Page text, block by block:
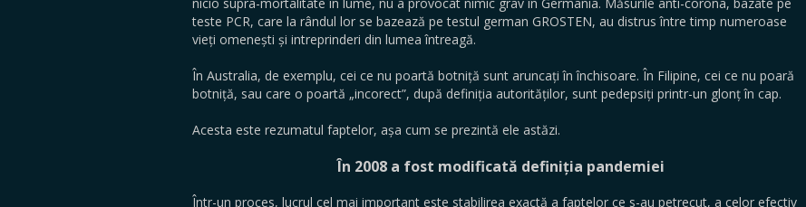
teste PCR, care la rândul lor se bazează pe testul german GROSTEN, au distrus între timp numeroase
vieți omenești și intreprinderi din lumea întreagă.
În Australia, de exemplu, cei ce nu poartă botniță sunt aruncați în închisoare. În Filipine, cei ce nu poară
botniță, sau care o poartă „incorect”, după definiția autorităților, sunt pedepsiți printr-un glonț în cap.
Acesta este rezumatul faptelor, așa cum se prezintă ele astăzi.
În 2008 a fost modificată definiția pandemiei
Într-un proces, lucrul cel mai important este stabilirea exactă a faptelor ce s-au petrecut, a celor efectiv